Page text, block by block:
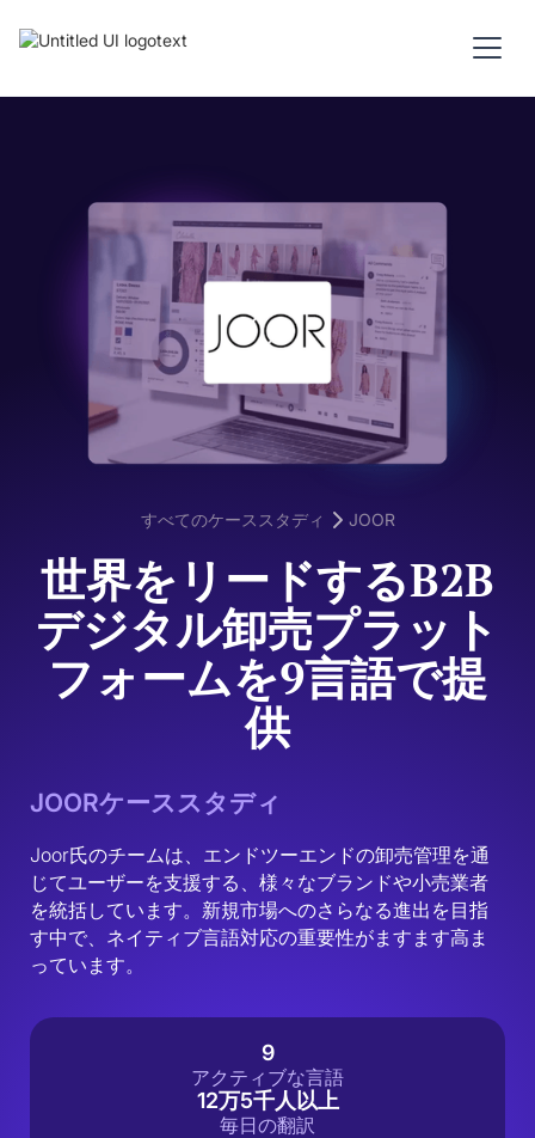
すべてのケーススタディ JOOR
世界をリードするB2B
デジタル卸売プラット
フォームを9言語で提
供
JOORケーススタディ
Joor氏のチームは、エンドツーエンドの卸売管理を通
じてユーザーを支援する、様々なブランドや小売業者
を統括しています。新規市場へのさらなる進出を目指
す中で、ネイティブ言語対応の重要性がますます高ま
っています。
9
アクティブな言語
12万5千人以上
毎日の翻訳